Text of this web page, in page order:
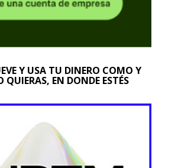
Y USA TU DINERO COMO Y
QUIERAS, EN DONDE ESTÉS